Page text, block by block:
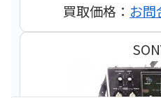
買取価格： お問